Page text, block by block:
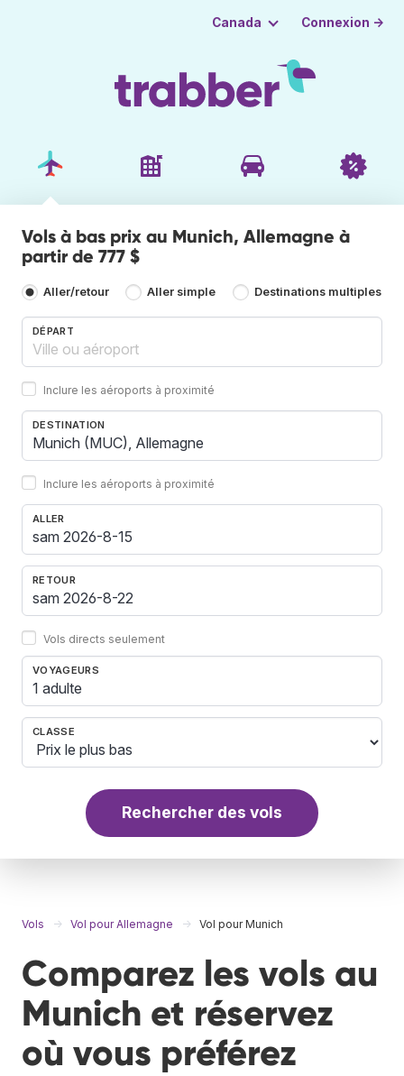
Canada Connexion →
Vols à bas prix au Munich, Allemagne à
partir de 777 $
Aller/retour Aller simple Destinations multiples
DÉPART
Inclure les aéroports à proximité
DESTINATION
Inclure les aéroports à proximité
ALLER
RETOUR
Vols directs seulement
VOYAGEURS
1 adulte
CLASSE
Rechercher des vols
Vols Vol pour Allemagne Vol pour Munich
Comparez les vols au
Munich et réservez
où vous préférez